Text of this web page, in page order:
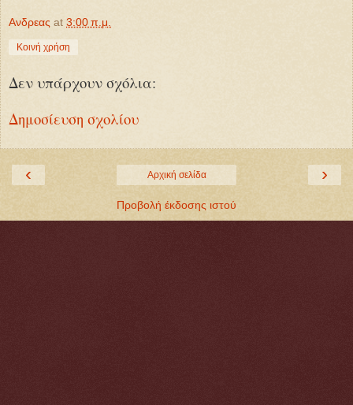
Ανδρεας at 3:00 π.μ.
Κοινή χρήση
Δεν υπάρχουν σχόλια:
Δημοσίευση σχολίου
‹ ›
Αρχική σελίδα
Προβολή έκδοσης ιστού